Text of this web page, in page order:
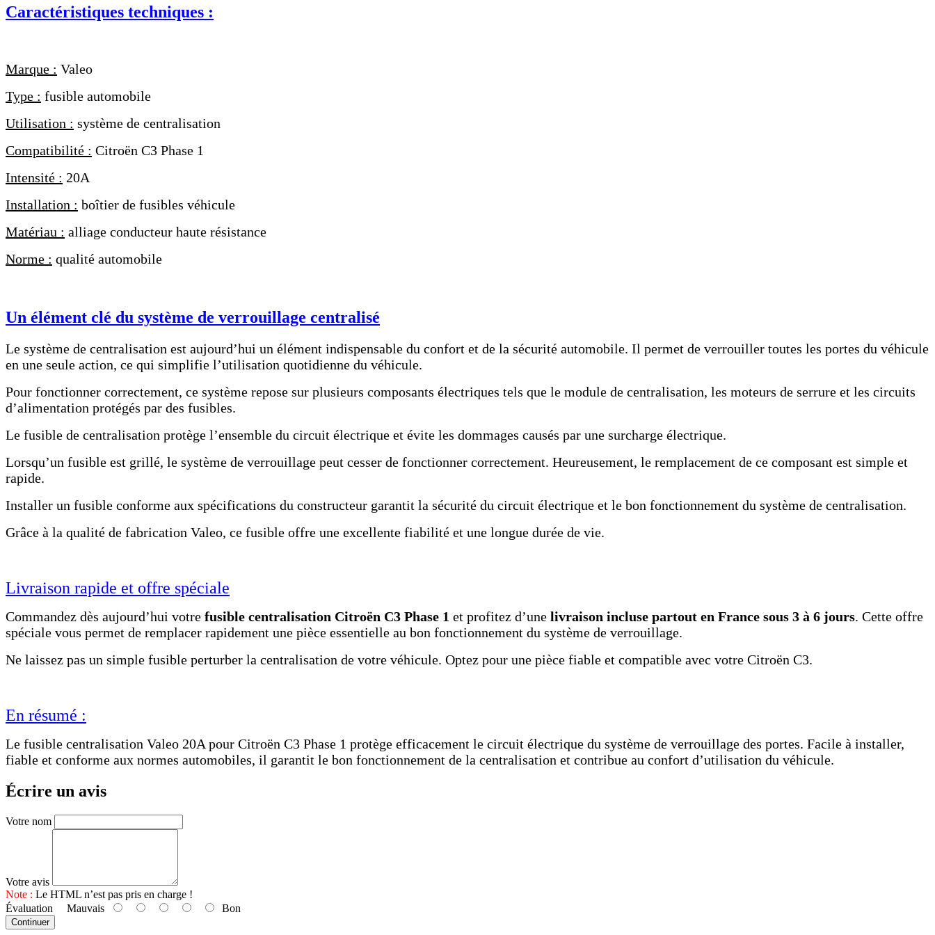
Caractéristiques techniques :
Marque : Valeo
Type : fusible automobile
Utilisation : système de centralisation
Compatibilité : Citroën C3 Phase 1
Intensité : 20A
Installation : boîtier de fusibles véhicule
Matériau : alliage conducteur haute résistance
Norme : qualité automobile
Un élément clé du système de verrouillage centralisé
Le système de centralisation est aujourd’hui un élément indispensable du confort et de la sécurité automobile. Il permet de verrouiller toutes les portes du véhicule
en une seule action, ce qui simplifie l’utilisation quotidienne du véhicule.
Pour fonctionner correctement, ce système repose sur plusieurs composants électriques tels que le module de centralisation, les moteurs de serrure et les circuits
d’alimentation protégés par des fusibles.
Le fusible de centralisation protège l’ensemble du circuit électrique et évite les dommages causés par une surcharge électrique.
Lorsqu’un fusible est grillé, le système de verrouillage peut cesser de fonctionner correctement. Heureusement, le remplacement de ce composant est simple et
rapide.
Installer un fusible conforme aux spécifications du constructeur garantit la sécurité du circuit électrique et le bon fonctionnement du système de centralisation.
Grâce à la qualité de fabrication Valeo, ce fusible offre une excellente fiabilité et une longue durée de vie.
Livraison rapide et offre spéciale
Commandez dès aujourd’hui votre fusible centralisation Citroën C3 Phase 1 et profitez d’une livraison incluse partout en France sous 3 à 6 jours. Cette offre
spéciale vous permet de remplacer rapidement une pièce essentielle au bon fonctionnement du système de verrouillage.
Ne laissez pas un simple fusible perturber la centralisation de votre véhicule. Optez pour une pièce fiable et compatible avec votre Citroën C3.
En résumé :
Le fusible centralisation Valeo 20A pour Citroën C3 Phase 1 protège efficacement le circuit électrique du système de verrouillage des portes. Facile à installer,
fiable et conforme aux normes automobiles, il garantit le bon fonctionnement de la centralisation et contribue au confort d’utilisation du véhicule.
Écrire un avis
Votre nom
Votre avis
Note : Le HTML n’est pas pris en charge !
Évaluation Mauvais Bon
Continuer